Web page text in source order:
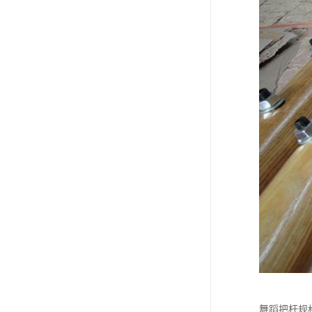
舞蹈把杆规